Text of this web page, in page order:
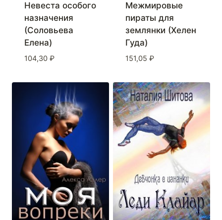
Невеста особого
назначения
(Соловьева
Елена)
104,30 ₽
Межмировые
пираты для
землянки (Хелен
Гуда)
151,05 ₽